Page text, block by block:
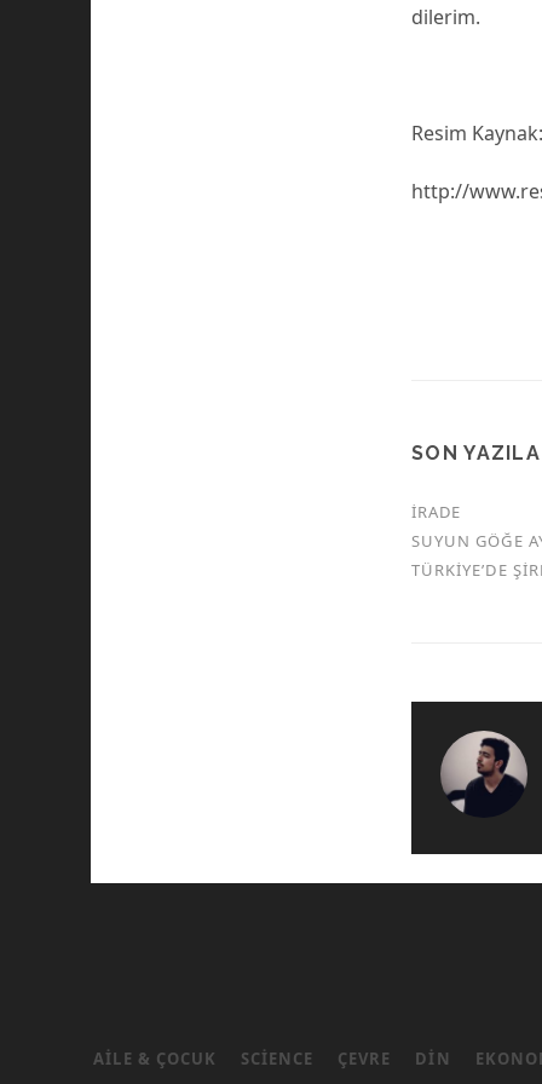
dilerim.
Resim
http://
SON
İRADE
SUYUN GÖĞE
TÜRKİYE’DE
AILE & ÇOCUK SCIENCE ÇEVRE DIN